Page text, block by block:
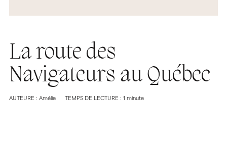
La route des
Navigateurs au Québec
AUTEURE : Amélie TEMPS DE LECTURE : 1 minute